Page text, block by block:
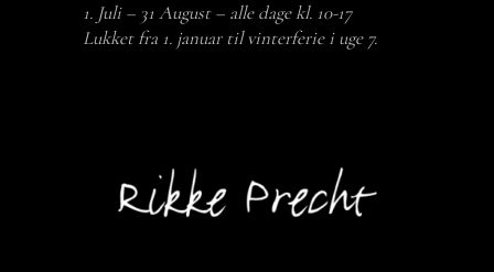
1. Juli – 31 August – alle dage kl. 10-17
Lukket fra 1. januar til vinterferie i uge 7.